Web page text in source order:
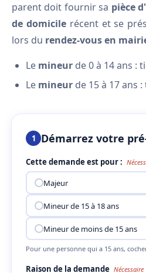
parent doit fournir sa pièce
de domicilerécent et se
lors du rendez-vous en
Le mineur de 0 à 14 ans :
Le mineur de 15 à 17 ans
1 Démarrez votre
Cette demande est pour :
Majeur
Mineur de 15 à 18 ans
Mineur de moins de 15 ans
Pour une personne qui a 15 ans,
Raison de la demande Nécessaire